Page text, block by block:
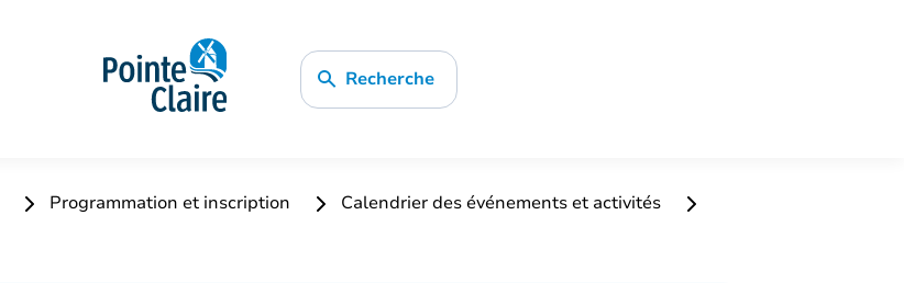
Recherche
Programmation et inscription
Calendrier des événements et activités